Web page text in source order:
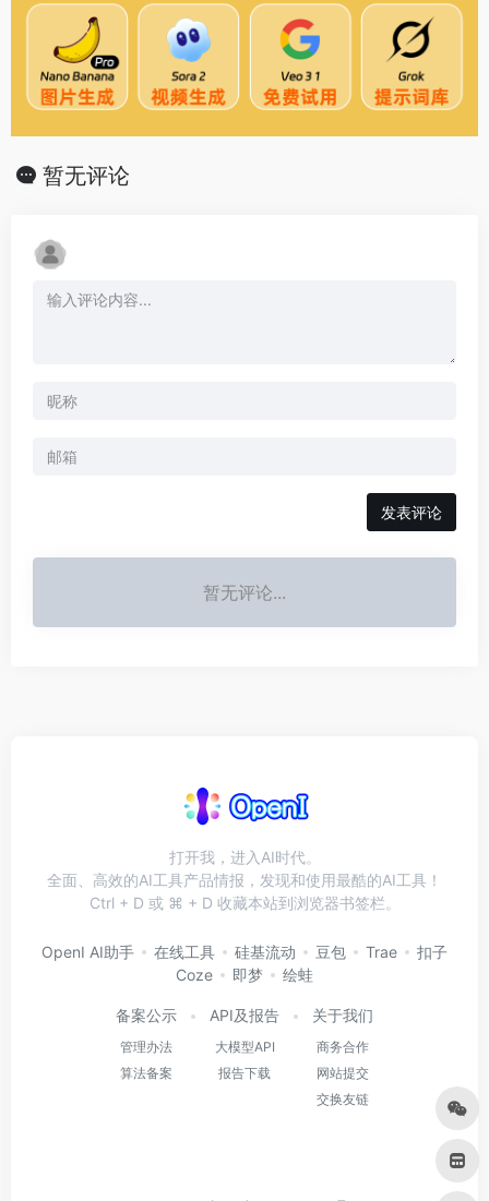
暂无评论
发表评论
暂无评论...
打开我，进入AI时代。
全面、高效的AI工具产品情报，发现和使用最酷的AI工具！
Ctrl + D 或 ⌘ + D 收藏本站到浏览器书签栏。
OpenI AI助手 在线工具 硅基流动 豆包 Trae
扣子
Coze
即梦 绘蛙
备案公示
管理办法
算法备案
API及报告
大模型API
报告下载
关于我们
商务合作
网站提交
交换友链